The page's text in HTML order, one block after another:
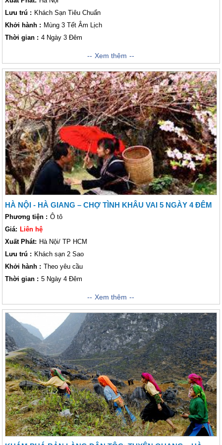
Lưu trú : Khách Sạn Tiêu Chuẩn
Khởi hành : Mùng 3 Tết Âm Lịch
Thời gian : 4 Ngày 3 Đêm
Chương trình Du xuân khám phá vùng Đông Bắc của Tổ Quốc với hành
trình Tết Âm Lịch sẽ mang đến cho khách thăm quan không khí đầu xuân
năm mới vô cùng mới mẻ và khác biệt. Những trải nghiệm tuyệt vời như
khám phá những bản sắc văn hóa độc đáo của người dân tộc bản địa,
được hòa mình trong không khí lễ hội đặc sắc, lắng nghe các điệu khèn
âm vang hay chiêm ngưỡng vẻ đẹp hoang sơ kì vĩ của vùng sơn cước
dịp đầu năm với muôn hoa rực rỡ sẽ là những dấu ấn khó phai xuyên
suốt hành trình của bạn. Hãy cùng Vietsense Travel khám phá những địa
điểm thú vị này trong chuyến đi đầu năm của bạn nhé!
Xem thêm
HÀ NỘI - HÀ GIANG – CHỢ TÌNH KHÂU VAI 5 NGÀY 4 ĐÊM
Phương tiện : Ô tô
Giá: Liên hệ
Xuất Phát: Hà Nội/ TP HCM
Lưu trú : Khách sạn 2 Sao
Khởi hành : Theo yêu cầu
Thời gian : 5 Ngày 4 Đêm
Hành trình độc đáo khám phá Đông Bắc của công ty chúng tôi lần này sẽ
đưa quý khách đi thăm Hà Giang - nơi địa đầu của Tổ Quốc và tham
quan chợ tình Khâu Vai - một trong những phiên chợ có lịch sử hình
thành lâu đời nhất vùng Đông Bắc nước ta. Đến với hành trình này, quý
khách sẽ có cơ hội được tham quan các địa danh nổi tiếng gần xa, được
trải nghiệm và khám phá những nét độc đáo trong văn hóa của người dân
địa phương, được thưởng thức những món ăn đặc sản lạ mắt lạ tai và lạ
miệng của Hà Giang. Ngoài ra, quý khách còn có cơ hội tham gia vào
phiên chợ Khâu Vai chỉ mở vào duy nhất ngày 27 tháng 3 âm lịch. Quý
khách sẽ có cơ hội trải nghiệm tất cả những điều thú vị này trong hành
trình của chúng tôi!
Xem thêm